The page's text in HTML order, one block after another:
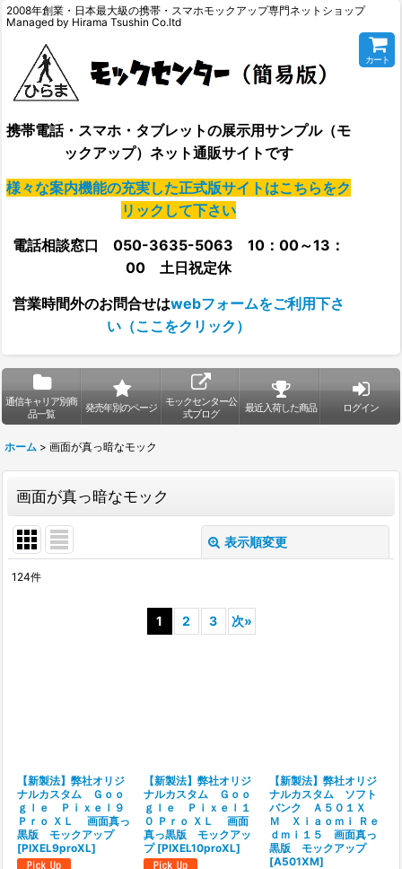
2008年創業・日本最大級の携帯・スマホモックアップ専門ネットショップ
Managed by Hirama Tsushin Co.ltd
携帯電話・スマホ・タブレットの展示用サンプル（モ
ックアップ）ネット通販サイトです
様々な案内機能の充実した正式版サイトはこちらをク
リックして下さい
電話相談窓口 050-3635-5063 10：00～13：
00 土日祝定休
営業時間外のお問合せはwebフォームをご利用下さ
い（ここをクリック）
カート
通信キャリア別商
品一覧
発売年別のページ
モックセンター公
式ブログ
最近入荷した商品 ログイン
ホーム > 画面が真っ暗なモック
画面が真っ暗なモック
表示順変更
124件
1 2 3 次»
【新製法】弊社オリジ
ナルカスタム Ｇｏｏ
ｇｌｅ Ｐｉｘｅｌ９
Ｐｒｏ ＸＬ 画面真っ
黒版 モックアップ
[PIXEL9proXL]
【新製法】弊社オリジ
ナルカスタム Ｇｏｏ
ｇｌｅ Ｐｉｘｅｌ１
０ Ｐｒｏ ＸＬ 画面
真っ黒版 モックアッ
プ [PIXEL10proXL]
【新製法】弊社オリジ
ナルカスタム ソフト
バンク Ａ５０１Ｘ
Ｍ Ｘｉａｏｍｉ Ｒｅ
ｄｍｉ１５ 画面真っ
黒版 モックアップ
[A501XM]